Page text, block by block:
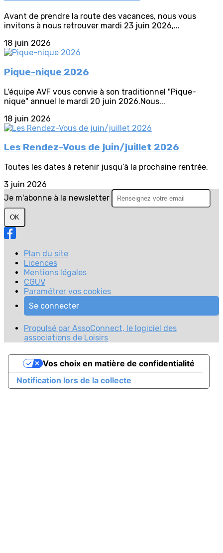
Avant de prendre la route des vacances, nous vous
invitons à nous retrouver mardi 23 juin 2026,...
18 juin 2026
Pique-nique 2026
L'équipe AVF vous convie à son traditionnel "Pique-
nique" annuel le mardi 20 juin 2026.Nous...
18 juin 2026
Les Rendez-Vous de juin/juillet 2026
Toutes les dates à retenir jusqu’à la prochaine rentrée.
3 juin 2026
Je m'abonne à la newsletter
OK
Plan du site
Licences
Mentions légales
CGUV
Paramétrer vos cookies
Se connecter
Propulsé par AssoConnect, le logiciel des
associations de Loisirs
Notification lors de la collecte
Vos choix en matière de confidentialité